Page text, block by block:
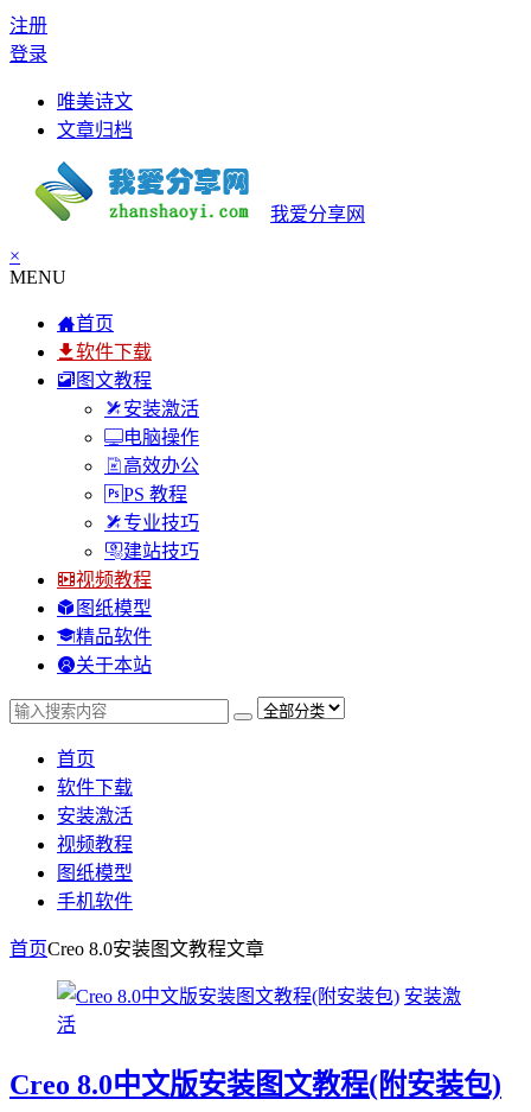
注册
登录
唯美诗文
文章归档
我爱分享网
×
MENU
首页
软件下载
图文教程
安装激活
电脑操作
高效办公
PS 教程
专业技巧
建站技巧
视频教程
图纸模型
精品软件
关于本站
首页
软件下载
安装激活
视频教程
图纸模型
手机软件
首页Creo 8.0安装图文教程文章
安装激
活
Creo 8.0中文版安装图文教程(附安装包)